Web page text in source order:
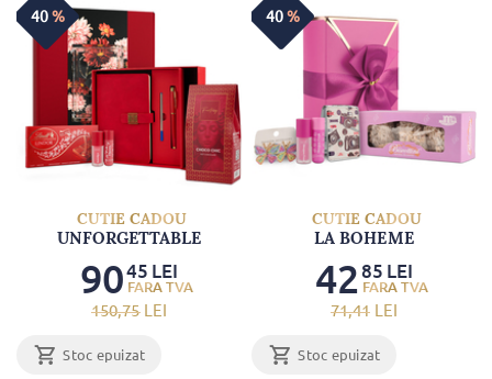
40%
CUTIE CADOU
UNFORGETTABLE
150,75 LEI
9045 LEI
Stoc epuizat
40%
CUTIE CADOU
LA BOHEME
71,41 LEI
4285 LEI
Stoc epuizat